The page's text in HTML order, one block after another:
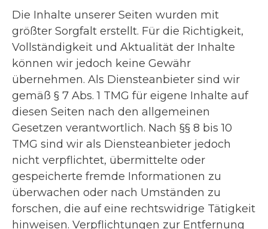
Die Inhalte unserer Seiten wurden mit
größter Sorgfalt erstellt. Für die Richtigkeit,
Vollständigkeit und Aktualität der Inhalte
können wir jedoch keine Gewähr
übernehmen. Als Diensteanbieter sind wir
gemäß § 7 Abs. 1 TMG für eigene Inhalte auf
diesen Seiten nach den allgemeinen
Gesetzen verantwortlich. Nach §§ 8 bis 10
TMG sind wir als Diensteanbieter jedoch
nicht verpflichtet, übermittelte oder
gespeicherte fremde Informationen zu
überwachen oder nach Umständen zu
forschen, die auf eine rechtswidrige Tätigkeit
hinweisen. Verpflichtungen zur Entfernung